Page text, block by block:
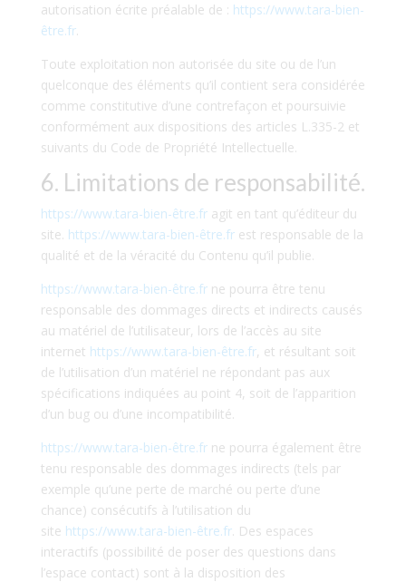
autorisation écrite préalable de : https://www.tara-bien-
être.fr.
Toute exploitation non autorisée du site ou de l’un
quelconque des éléments qu’il contient sera considérée
comme constitutive d’une contrefaçon et poursuivie
conformément aux dispositions des articles L.335-2 et
suivants du Code de Propriété Intellectuelle.
6. Limitations de responsabilité.
https://www.tara-bien-être.fragit en tant qu’éditeur du
site. https://www.tara-bien-être.frest responsable de la
qualité et de la véracité du Contenu qu’il publie.
https://www.tara-bien-être.frne pourra être tenu
responsable des dommages directs et indirects causés
au matériel de l’utilisateur, lors de l’accès au site
internet https://www.tara-bien-être.fr, et résultant soit
de l’utilisation d’un matériel ne répondant pas aux
spécifications indiquées au point 4, soit de l’apparition
d’un bug ou d’une incompatibilité.
https://www.tara-bien-être.frne pourra également être
tenu responsable des dommages indirects (tels par
exemple qu’une perte de marché ou perte d’une
chance) consécutifs à l’utilisation du
site https://www.tara-bien-être.fr. Des espaces
interactifs (possibilité de poser des questions dans
l’espace contact) sont à la disposition des